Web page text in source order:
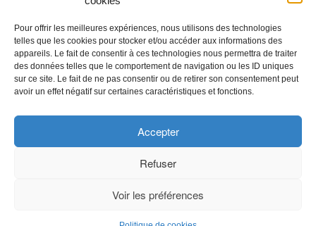
Pour offrir les meilleures expériences, nous utilisons des technologies
telles que les cookies pour stocker et/ou accéder aux informations des
appareils. Le fait de consentir à ces technologies nous permettra de traiter
des données telles que le comportement de navigation ou les ID uniques
sur ce site. Le fait de ne pas consentir ou de retirer son consentement peut
avoir un effet négatif sur certaines caractéristiques et fonctions.
Accepter
Refuser
Voir les préférences
Cinemusée : Rebecca Horn
Images imprimées
Copyright
Politique de confidentialité
Chartes des engagements des opérateurs culturels